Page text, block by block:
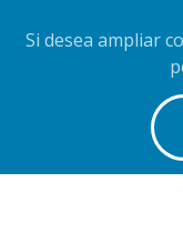
Si desea ampliar